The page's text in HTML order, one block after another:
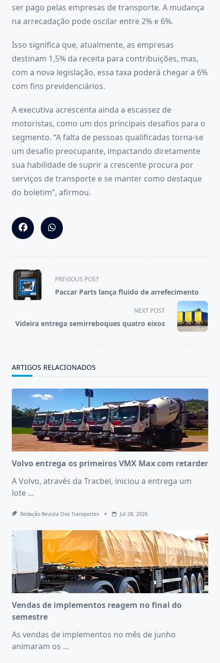
ser pago pelas empresas de transporte. A mudança
na arrecadação pode oscilar entre 2% e 6%.
Isso significa que, atualmente, as empresas
destinam 1,5% da receita para contribuições, mas,
com a nova legislação, essa taxa poderá chegar a 6%
com fins previdenciários.
A executiva acrescenta ainda a escassez de
motoristas, como um dos principais desafios para o
segmento. “A falta de pessoas qualificadas torna-se
um desafio preocupante, impactando diretamente
sua habilidade de suprir a crescente procura por
serviços de transporte e se manter como destaque
do boletim”, afirmou.
<span
class="nav-
subtitle
reader-
PREVIOUS POST
Paccar Parts lança fluido de arrefecimento
NEXT POST
Videira entrega semirreboques quatro eixos
ARTIGOS RELACIONADOS
Volvo entrega os primeiros VMX Max com retarder
A Volvo, através da Tracbel, iniciou a entrega um
lote ...
Redação Revista Dos Transportes Jul 28, 2026
Vendas de implementos reagem no final do
semestre
As vendas de implementos no mês de junho
animaram os ...